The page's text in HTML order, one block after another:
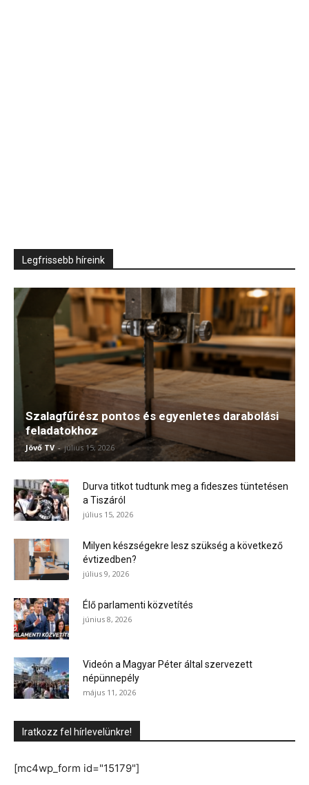
Legfrissebb híreink
Szalagfűrész pontos és egyenletes darabolási
feladatokhoz
Jövő TV - július 15, 2026
Durva titkot tudtunk meg a fideszes tüntetésen
a Tiszáról
július 15, 2026
Milyen készségekre lesz szükség a következő
évtizedben?
július 9, 2026
Élő parlamenti közvetítés
június 8, 2026
Videón a Magyar Péter által szervezett
népünnepély
május 11, 2026
Iratkozz fel hírlevelünkre!
[mc4wp_form id="15179"]